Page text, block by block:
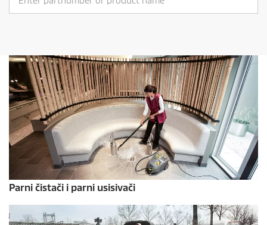
Parni čistači i parni usisivači